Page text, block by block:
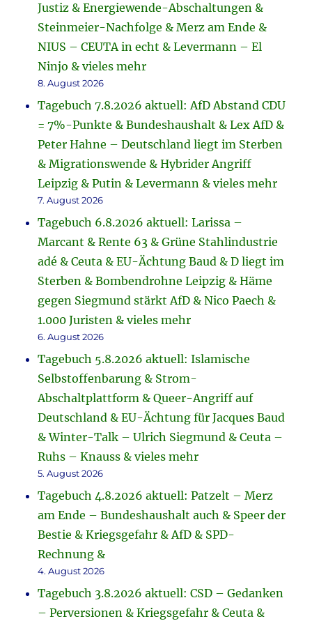
Justiz & Energiewende-Abschaltungen &
Steinmeier-Nachfolge & Merz am Ende &
NIUS – CEUTA in echt & Levermann – El
Ninjo & vieles mehr
8. August 2026
Tagebuch 7.8.2026 aktuell: AfD Abstand CDU
= 7%-Punkte & Bundeshaushalt & Lex AfD &
Peter Hahne – Deutschland liegt im Sterben
& Migrationswende & Hybrider Angriff
Leipzig & Putin & Levermann & vieles mehr
7. August 2026
Tagebuch 6.8.2026 aktuell: Larissa –
Marcant & Rente 63 & Grüne Stahlindustrie
adé & Ceuta & EU-Ächtung Baud & D liegt im
Sterben & Bombendrohne Leipzig & Häme
gegen Siegmund stärkt AfD & Nico Paech &
1.000 Juristen & vieles mehr
6. August 2026
Tagebuch 5.8.2026 aktuell: Islamische
Selbstoffenbarung & Strom-
Abschaltplattform & Queer-Angriff auf
Deutschland & EU-Ächtung für Jacques Baud
& Winter-Talk – Ulrich Siegmund & Ceuta –
Ruhs – Knauss & vieles mehr
5. August 2026
Tagebuch 4.8.2026 aktuell: Patzelt – Merz
am Ende – Bundeshaushalt auch & Speer der
Bestie & Kriegsgefahr & AfD & SPD-
Rechnung &
4. August 2026
Tagebuch 3.8.2026 aktuell: CSD – Gedanken
– Perversionen & Kriegsgefahr & Ceuta &